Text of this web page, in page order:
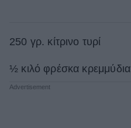
250 γρ. κίτρινο τυρί
½ κιλό φρέσκα κρεμμύδια